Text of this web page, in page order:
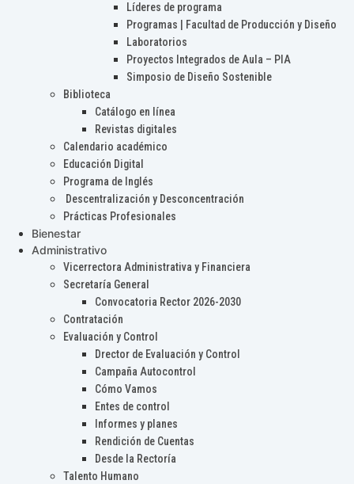
Líderes de programa
Programas | Facultad de Producción y Diseño
Laboratorios
Proyectos Integrados de Aula – PIA
Simposio de Diseño Sostenible
Biblioteca
Catálogo en línea
Revistas digitales
Calendario académico
Educación Digital
Programa de Inglés
Descentralización y Desconcentración
Prácticas Profesionales
Bienestar
Administrativo
Vicerrectora Administrativa y Financiera
Secretaría General
Convocatoria Rector 2026-2030
Contratación
Evaluación y Control
Drector de Evaluación y Control
Campaña Autocontrol
Cómo Vamos
Entes de control
Informes y planes
Rendición de Cuentas
Desde la Rectoría
Talento Humano